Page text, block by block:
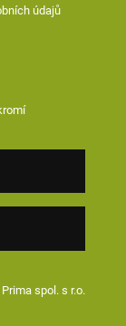
údajů
spol. s r.o.